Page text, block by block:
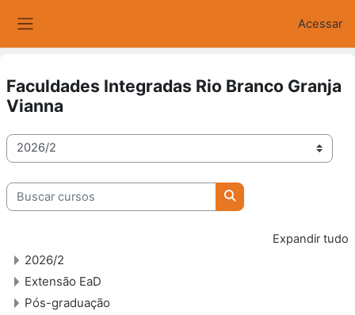
Acessar
Faculdades Integradas Rio Branco Granja
Vianna
Categorias de Cursos
Buscar cursos
Buscar cursos
Expandir tudo
2026/2
Extensão EaD
Pós-graduação